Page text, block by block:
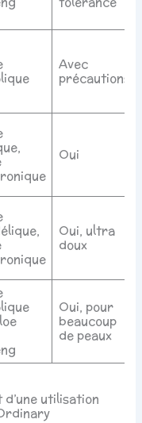
Avec
précautions
Oui
Oui, ultra
doux
Oui, pour
beaucoup
de peaux
utilisation